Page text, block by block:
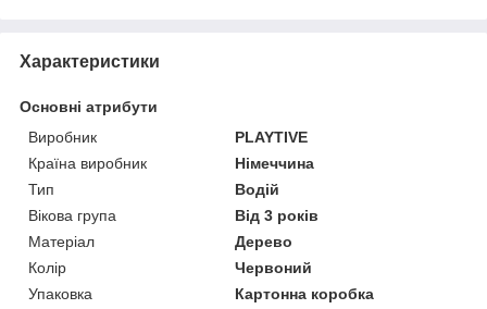
Характеристики
Основні атрибути
Виробник
PLAYTIVE
Країна виробник
Німеччина
Тип
Водій
Вікова група
Від 3 років
Матеріал
Дерево
Колір
Червоний
Упаковка
Картонна коробка